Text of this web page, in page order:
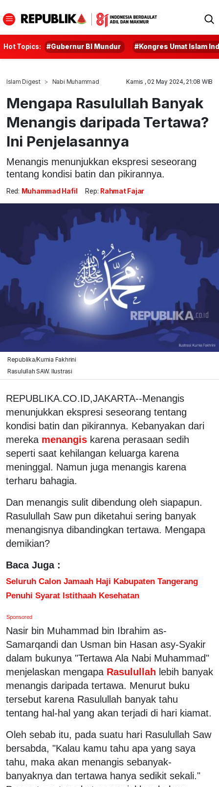
Hot Topics: #Gubernur BI Mundur #Kongres Umat Islam
Islam Digest Nabi Muhammad Kamis , 02 May 2024, 21:08 WIB
Mengapa Rasulullah Banyak
Menangis daripada Tertawa?
Ini Penjelasannya
Menangis menunjukkan ekspresi seseorang
tentang kondisi batin dan pikirannya.
Red: Muhammad Hafil Rep: Rahmat Fajar
Republika/Kurnia Fakhrini
Rasulullah SAW. Ilustrasi
REPUBLIKA.CO.ID,JAKARTA--Menangis
menunjukkan ekspresi seseorang tentang
kondisi batin dan pikirannya. Kebanyakan dari
mereka menangis karena perasaan sedih
seperti saat kehilangan keluarga karena
meninggal. Namun juga menangis karena
terharu bahagia.
Dan menangis sulit dibendung oleh siapapun.
Rasulullah Saw pun diketahui sering banyak
menangisnya dibandingkan tertawa. Mengapa
demikian?
Baca Juga :
Seluruh Calon Jamaah Haji Kabupaten Tangerang
Penuhi Syarat Istithaah Kesehatan
Sponsored
Nasir bin Muhammad bin Ibrahim as-
Samarqandi dan Usman bin Hasan asy-Syakir
dalam bukunya "Tertawa Ala Nabi Muhammad"
menjelaskan mengapa Rasulullah lebih banyak
menangis daripada tertawa. Menurut buku
tersebut karena Rasulullah banyak tahu
tentang hal-hal yang akan terjadi di hari kiamat.
Oleh sebab itu, pada suatu hari Rasulullah Saw
bersabda, "Kalau kamu tahu apa yang saya
tahu, maka akan menangis sebanyak-
banyaknya dan tertawa hanya sedikit sekali."